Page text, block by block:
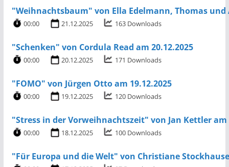
"Weihnachtsbaum" von Ella Edelmann, Thomas und
00:00 21.12.2025 163 Downloads
"Schenken" von Cordula Read am 20.12.2025
00:00 20.12.2025 171 Downloads
"FOMO" von Jürgen Otto am 19.12.2025
00:00 19.12.2025 120 Downloads
"Stress in der Vorweihnachtszeit" von Jan Kettler am
00:00 18.12.2025 100 Downloads
"Für Europa und die Welt" von Christiane